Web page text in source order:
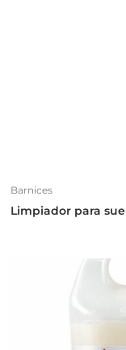
Barnices
Limpiador para